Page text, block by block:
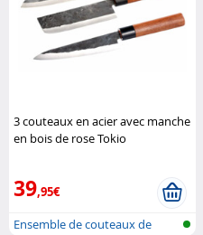
3 couteaux en acier avec manche
en bois de rose Tokio
39,95€
Ensemble de couteaux de